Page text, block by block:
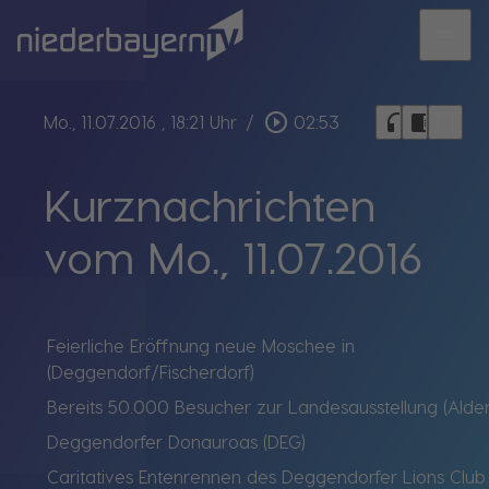
Mo., 11.07.2016 , 18:21 Uhr / play_circle_outline 02:53 headphones chrome_reader_mode
Kurznachrichten
vom Mo., 11.07.2016
Feierliche Eröffnung neue Moschee in
(Deggendorf/Fischerdorf)
Bereits 50.000 Besucher zur Landesausstellung
Deggendorfer Donauroas (DEG)
Caritatives Entenrennen des Deggendorfer Lions Club